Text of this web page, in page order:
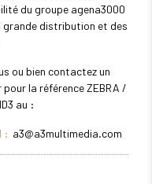
du groupe agena3000
grande distribution et des
ou bien contactez un
la référence ZEBRA /
au :
: a3@a3multimedia.com